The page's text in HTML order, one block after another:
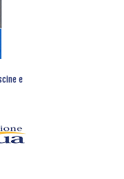
e